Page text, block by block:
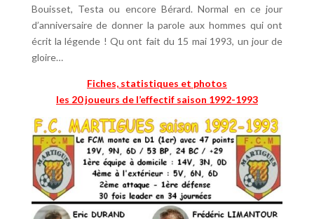
Bouisset, Testa ou encore Bérard. Normal en ce jour
d’anniversaire de donner la parole aux hommes qui ont
écrit la légende ! Qu ont fait du 15 mai 1993, un jour de
gloire…
Fiches, statistiques et photos
les 20 joueurs de l’effectif saison 1992-1993